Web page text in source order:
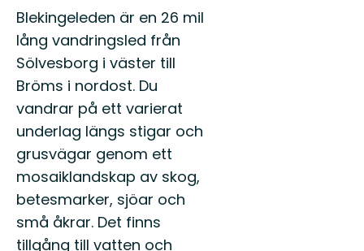
Blekingeleden är en 26 mil
lång vandringsled från
Sölvesborg i väster till
Bröms i nordost. Du
vandrar på ett varierat
underlag längs stigar och
grusvägar genom ett
mosaiklandskap av skog,
betesmarker, sjöar och
små åkrar. Det finns
tillgång till vatten och